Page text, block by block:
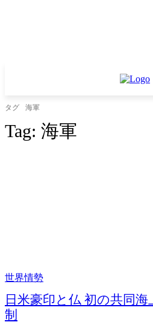
タグ 海軍
Tag: 海軍
世界情勢
日米豪印と仏 初の共同
制